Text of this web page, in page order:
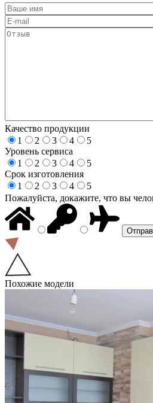
Качество продукции
1
2 3 4
5
Уровень сервиса
1
2 3 4
5
Срок изготовления
1
2 3 4
5
Пожалуйста, докажите, что вы
Похожие модели